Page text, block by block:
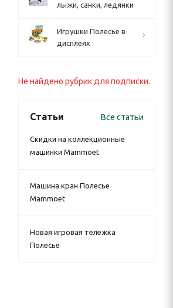
лыжи, санки, ледянки
Игрушки Полесье в
дисплеях
Не найдено рубрик для подписки.
Статьи Все статьи
Скидки на коллекционные
машинки Mammoet
Машина кран Полесье
Mammoet
Новая игровая тележка
Полесье